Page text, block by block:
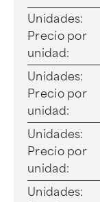
Unidades:
Precio por
unidad:
Unidades:
Precio por
unidad:
Unidades:
Precio por
unidad:
Unidades: